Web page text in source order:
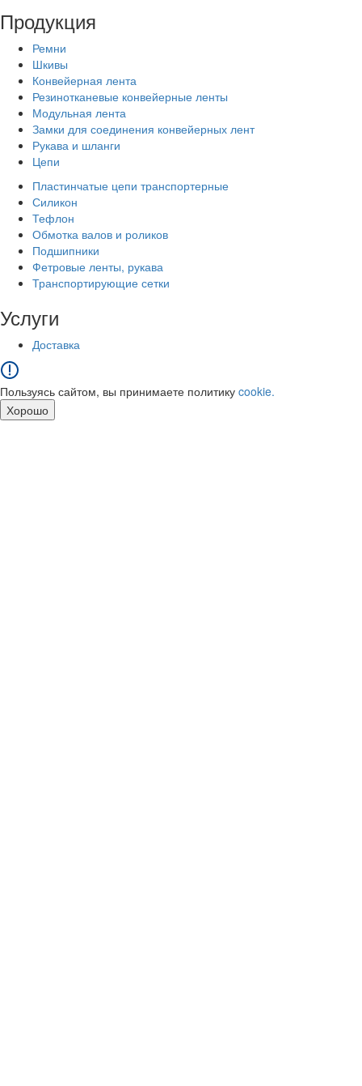
Продукция
Ремни
Шкивы
Конвейерная лента
Резинотканевые конвейерные ленты
Модульная лента
Замки для соединения конвейерных лент
Рукава и шланги
Цепи
Пластинчатые цепи транспортерные
Силикон
Тефлон
Обмотка валов и роликов
Подшипники
Фетровые ленты, рукава
Транспортирующие сетки
Услуги
Доставка
Пользуясь сайтом, вы принимаете политику cookie.
Хорошо